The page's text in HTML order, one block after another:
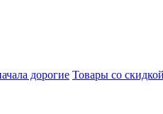
дорогие Товары со скидкой